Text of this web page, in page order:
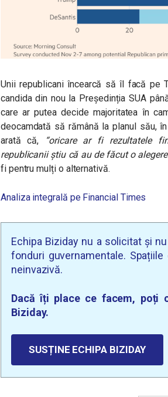
Unii republicani încearcă să îl facă pe
candida din nou la Președinția SUA
care ar putea decide majoritatea în
deocamdată să rămână la planul său,
arată că,
“oricare ar fi rezultatele
republicanii știu că au de făcut o
fi pentru mulți o alternativă.
Analiza integrală pe Financial Times
Echipa Biziday nu a solicitat și
fonduri guvernamentale.
neinvazivă.
Dacă îți place ce facem, poți
Biziday.
SUSȚINE ECHIPA BIZIDAY